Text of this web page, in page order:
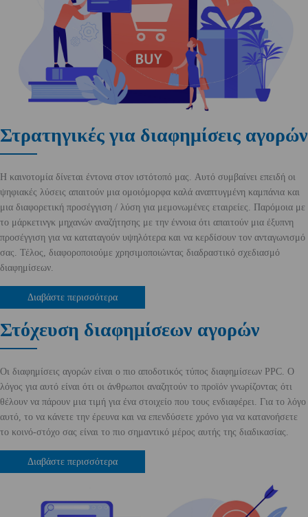
Στρατηγικές για διαφημίσεις αγορών
Η καινοτομία δίνεται έντονα στον ιστότοπό μας. Αυτό συμβαίνει επειδή οι
ψηφιακές λύσεις απαιτούν μια ομοιόμορφα καλά αναπτυγμένη καμπάνια και
μια διαφορετική προσέγγιση / λύση για μεμονωμένες εταιρείες. Παρόμοια με
το μάρκετινγκ μηχανών αναζήτησης με την έννοια ότι απαιτούν μια έξυπνη
προσέγγιση για να καταταγούν υψηλότερα και να κερδίσουν τον ανταγωνισμό
σας. Τέλος, διαφοροποιούμε χρησιμοποιώντας διαδραστικό σχεδιασμό
διαφημίσεων.
Διαβάστε περισσότερα
Στόχευση διαφημίσεων αγορών
Οι διαφημίσεις αγορών είναι ο πιο αποδοτικός τύπος διαφημίσεων PPC. Ο
λόγος για αυτό είναι ότι οι άνθρωποι αναζητούν το προϊόν γνωρίζοντας ότι
θέλουν να πάρουν μια τιμή για ένα στοιχείο που τους ενδιαφέρει. Για το λόγο
αυτό, το να κάνετε την έρευνα και να επενδύσετε χρόνο για να κατανοήσετε
το κοινό-στόχο σας είναι το πιο σημαντικό μέρος αυτής της διαδικασίας.
Διαβάστε περισσότερα